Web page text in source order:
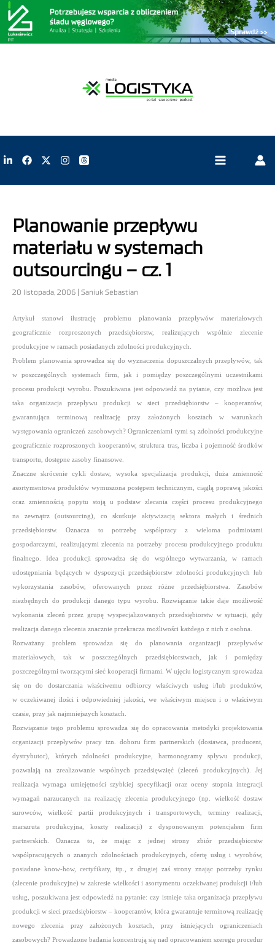
Planowanie przepływu
materiału w systemach
outsourcingu – cz. 1
20 listopada, 2006 | Saniuk Sebastian
Artykuł stanowi ilustrację problemu planowania przepływów materiałowych
geograficznie rozproszonych przedsiębiorstw, realizujących wspólnie zlecenie
produkcyjne w ramach posiadanych zdolności produkcyjnych.
Problem planowania sprowadza się do wyznaczenia dopuszczalnych przepływów, tak
w poszczególnych systemach firm, jak i pomiędzy poszczególnymi uczestnikami
procesu produkcji wyrobu. Poszukiwana jest odpowiedź na pytanie, czy możliwa jest
taka organizacja przepływu produkcji w sieci przedsiębiorstw – kooperantów,
gwarantująca terminową realizację przy założonych kosztach w warunkach
występowania ograniczeń zasobowych? Ograniczeniami tymi są zdolności produkcyjne
geograficznie rozproszonych kooperantów, struktura tras, liczba i pojemność środków
transportu, dostępne zasoby finansowe.
Znaczne skrócenie cykli dostaw, wysoka specjalizacja produkcji, duża zmienność
asortymentowa produktów wymuszona postępem technicznym, ciągłą poprawą jakości
oraz zmiennością popytu stoją u podstaw zlecania części procesu produkcyjnego
na zewnątrz (outsourcing), co skutkuje aktywizacją sektora małych i średnich
przedsiębiorstw. Oznacza to potrzebę współpracy z wieloma podmiotami
gospodarczymi, realizującymi zlecenia na potrzeby procesu produkcyjnego produktu
finalnego. Idea produkcji sprowadza się do wspólnego wytwarzania, w ramach
udostępniania będących w dyspozycji przedsiębiorstw zdolności produkcyjnych lub
wykorzystania zasobów, oferowanych przez różne przedsiębiorstwa. Zasobów
niezbędnych do produkcji danego typu wyrobu. Rozwiązanie takie daje możliwość
wykonania zleceń przez grupę wyspecjalizowanych przedsiębiorstw w sytuacji, gdy
realizacja danego zlecenia znacznie przekracza możliwości każdego z nich z osobna.
Rozważany problem sprowadza się do planowania organizacji przepływów
materiałowych, tak w poszczególnych przedsiębiorstwach, jak i pomiędzy
poszczególnymi tworzącymi sieć kooperacji firmami. W ujęciu logistycznym sprowadza
się on do dostarczania właściwemu odbiorcy właściwych usług i/lub produktów,
w oczekiwanej ilości i odpowiedniej jakości, we właściwym miejscu i o właściwym
czasie, przy jak najmniejszych kosztach.
Rozwiązanie tego problemu sprowadza się do opracowania metodyki projektowania
organizacji przepływów pracy tzn. doboru firm partnerskich (dostawca, producent,
dystrybutor), których zdolności produkcyjne, harmonogramy spływu produkcji,
pozwalają na zrealizowanie wspólnych przedsięwzięć (zleceń produkcyjnych). Jej
realizacja wymaga umiejętności szybkiej specyfikacji oraz oceny stopnia integracji
wymagań narzucanych na realizację zlecenia produkcyjnego (np. wielkość dostaw
surowców, wielkość partii produkcyjnych i transportowych, terminy realizacji,
marszruta produkcyjna, koszty realizacji) z dysponowanym potencjałem firm
partnerskich. Oznacza to, że mając z jednej strony zbiór przedsiębiorstw
współpracujących o znanych zdolnościach produkcyjnych, ofertę usług i wyrobów,
posiadane know-how, certyfikaty, itp., z drugiej zaś strony znając potrzeby rynku
(zlecenie produkcyjne) w zakresie wielkości i asortymentu oczekiwanej produkcji i/lub
usług, poszukiwana jest odpowiedź na pytanie: czy istnieje taka organizacja przepływu
produkcji w sieci przedsiębiorstw – kooperantów, która gwarantuje terminową realizację
nowego zlecenia przy założonych kosztach, przy istniejących ograniczeniach
zasobowych? Prowadzone badania koncentrują się nad opracowaniem szeregu procedur